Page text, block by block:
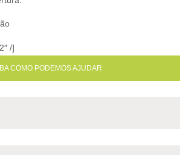
/]
COMO PODEMOS AJUDAR